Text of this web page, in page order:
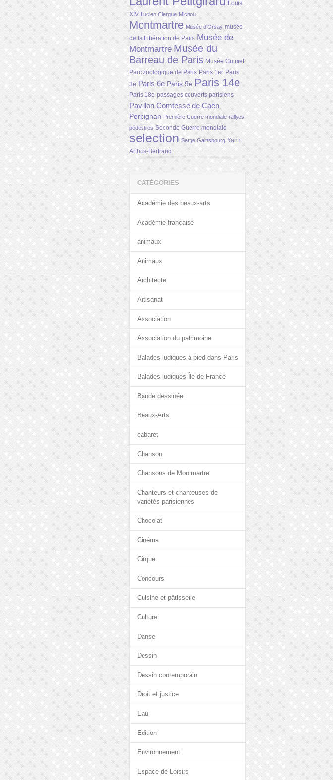
Louis
XIV Lucien Clergue Michou
Montmartre Musée d'Orsay musée
de la Libération de Paris Musée de
Montmartre Musée du
Barreau de Paris Musée Guimet
Parc zoologique de Paris Paris 1er Paris
3e Paris 6e Paris 9e Paris 14e
Paris 18e passages couverts parisiens
Pavillon Comtesse de Caen
Perpignan Première Guerre mondiale rallyes
pédestres Seconde Guerre mondiale
selection Serge Gainsbourg Yann
Arthus-Bertrand
CATÉGORIES
Académie des beaux-arts
Académie française
animaux
Animaux
Architecte
Artisanat
Association
Association du patrimoine
Balades ludiques à pied dans Paris
Balades ludiques Île de France
Bande dessinée
Beaux-Arts
cabaret
Chanson
Chansons de Montmartre
Chanteurs et chanteuses de
variétés parisiennes
Chocolat
Cinéma
Cirque
Concours
Cuisine et pâtisserie
Culture
Danse
Dessin
Dessin contemporain
Droit et justice
Eau
Edition
Environnement
Espace de Loisirs